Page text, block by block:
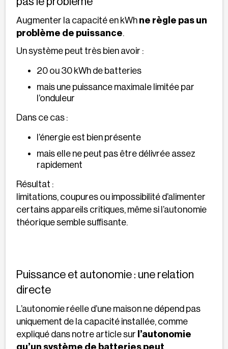
Augmenter la capacité en kWh ne règle pas un
problème de puissance.
Un système peut très bien avoir :
20 ou 30 kWh de batteries
mais une puissance maximale limitée par
l’onduleur
Dans ce cas :
l’énergie est bien présente
mais elle ne peut pas être délivrée assez
rapidement
Résultat :
limitations, coupures ou impossibilité d’alimenter
certains appareils critiques, même si l’autonomie
théorique semble suffisante.
Puissance et autonomie : une relation
directe
L’autonomie réelle d’une maison ne dépend pas
uniquement de la capacité installée, comme
expliqué dans notre article sur l’autonomie
qu’un système de batteries peut